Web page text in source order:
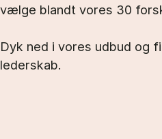
vælge blandt vores 30
Dyk ned i vores udbud og
lederskab.